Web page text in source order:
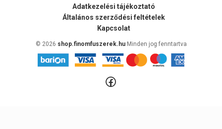
Adatkezelési tájékoztató
Általános szerződési feltételek
Kapcsolat
© 2026 shop.finomfuszerek.huMinden jog fenntartva